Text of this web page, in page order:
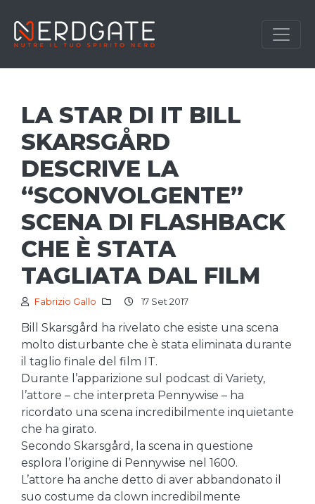
LA STAR DI IT BILL
SKARSGÅRD
DESCRIVE LA
“SCONVOLGENTE”
SCENA DI FLASHBACK
CHE È STATA
TAGLIATA DAL FILM
Fabrizio Gallo 17 Set 2017
Bill Skarsgård ha rivelato che esiste una scena
molto disturbante che è stata eliminata durante
il taglio finale del film IT.
Durante l’apparizione sul podcast di Variety,
l’attore – che interpreta Pennywise – ha
ricordato una scena incredibilmente inquietante
che ha girato.
Secondo Skarsgård, la scena in questione
esplora l’origine di Pennywise nel 1600.
L’attore ha anche detto di aver abbandonato il
suo costume da clown incredibilmente